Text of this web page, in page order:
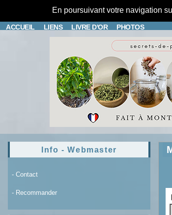
En poursuivant votre navigation
ACCUEIL LIENS LIVRE D'OR PHOTOS
Info - Webmaster
- Contact
- Recommander